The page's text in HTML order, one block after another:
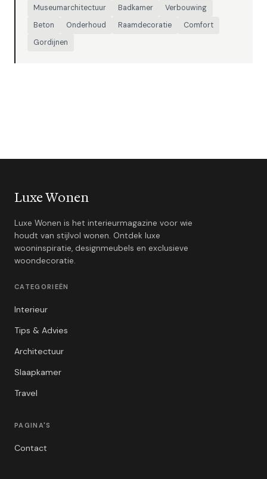
Museumarchitectuur
Badkamer
Verbouwing
Beton
Onderhoud Raamdecoratie
Comfort
Gordijnen
Luxe Wonen
Luxe Wonen is het interieurmagazine voor wie
houdt van stijlvol wonen. Ontdek luxe
wooninspiratie, designmeubels en exclusieve
woondecoratie.
CATEGORIEËN
Interieur
Tips & Advies
Architectuur
Slaapkamer
Travel
PAGINA'S
Contact